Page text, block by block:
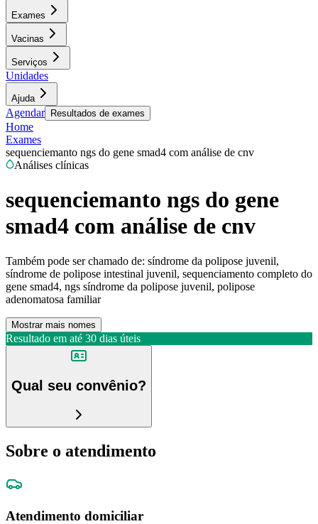
Exames
Vacinas
Serviços
Unidades
Ajuda
Agendar Resultados de exames
Home
Exames
sequenciemanto ngs do gene smad4 com análise de cnv
Análises clínicas
sequenciemanto ngs do gene
smad4 com análise de cnv
Também pode ser chamado de: síndrome da polipose juvenil,
síndrome de polipose intestinal juvenil, sequenciamento completo do
gene smad4, ngs síndrome da polipose juvenil, polipose
adenomatosa familiar
Mostrar mais nomes
Resultado em até 30 dias úteis
Qual seu convênio?
Sobre o atendimento
Atendimento domiciliar